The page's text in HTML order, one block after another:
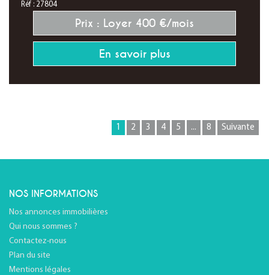
Réf : 27804
Prix : Loyer 400 €/mois
En savoir plus
1 2 3 4 5 ... 8 Suivante
NOS INFORMATIONS
Nos annonces immobilières
Qui nous sommes ?
Contactez-nous
Plan du site
Mentions légales